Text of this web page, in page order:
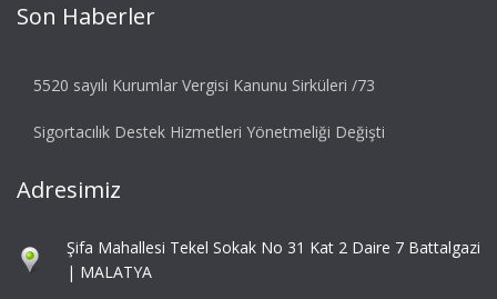
Son Haberler
5520 sayılı Kurumlar Vergisi Kanunu Sirküleri /73
Sigortacılık Destek Hizmetleri Yönetmeliği Değişti
Adresimiz
Şifa Mahallesi Tekel Sokak No 31 Kat 2 Daire 7 Battalgazi
| MALATYA